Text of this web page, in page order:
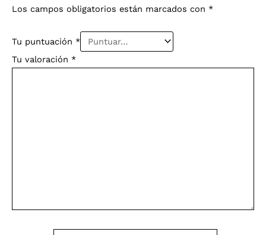
Los campos obligatorios están marcados con *
Tu puntuación *
Tu valoración *